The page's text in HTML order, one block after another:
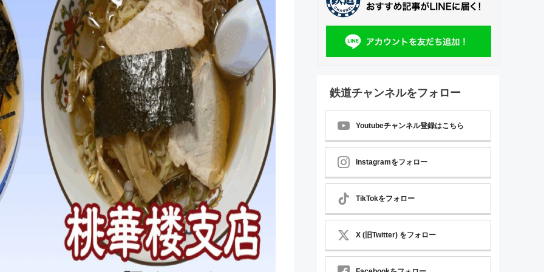
鉄道チャンネルをフォロー
Youtubeチャンネル登録はこちら
Instagramをフォロー
TikTokをフォロー
X (旧Twitter) をフォロー